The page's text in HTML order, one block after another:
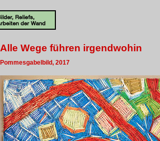
Pommesgabelbild, 2017
Alle Wege führen irgendwohin